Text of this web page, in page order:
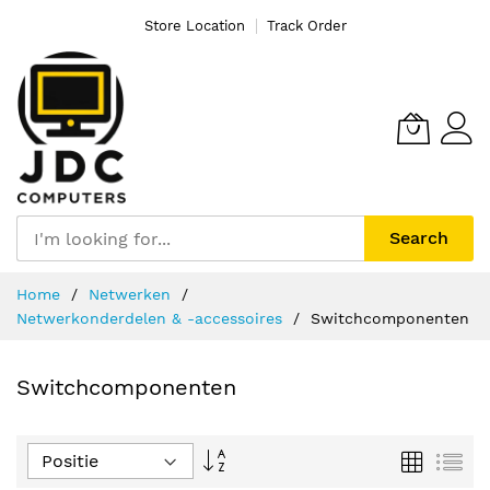
Store Location Track Order
Search
naar
de
Home
Netwerken
Netwerkonderdelen & -accessoires
Switchcomponenten
Switchcomponenten
Van
Foto-
tabel